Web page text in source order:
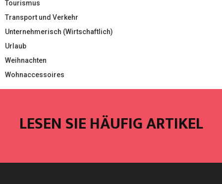
Tourismus
Transport und Verkehr
Unternehmerisch (Wirtschaftlich)
Urlaub
Weihnachten
Wohnaccessoires
LESEN SIE HÄUFIG ARTIKEL